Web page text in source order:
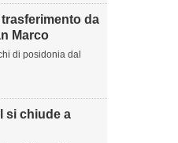
da
Marco
di posidonia dal
si chiude a